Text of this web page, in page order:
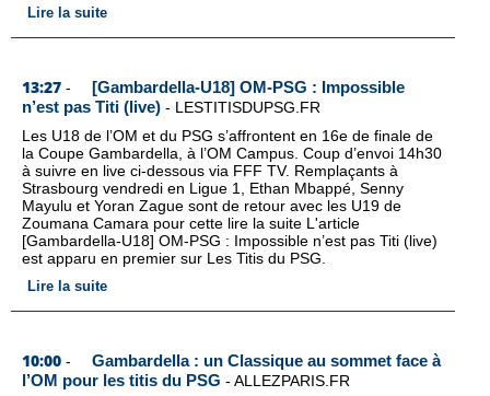
Lire la suite
13:27 -
[Gambardella-U18] OM-PSG : Impossible
n’est pas Titi (live) - LESTITISDUPSG.FR
Les U18 de l’OM et du PSG s’affrontent en 16e de finale de
la Coupe Gambardella, à l’OM Campus. Coup d’envoi 14h30
à suivre en live ci-dessous via FFF TV. Remplaçants à
Strasbourg vendredi en Ligue 1, Ethan Mbappé, Senny
Mayulu et Yoran Zague sont de retour avec les U19 de
Zoumana Camara pour cette lire la suite L'article
[Gambardella-U18] OM-PSG : Impossible n’est pas Titi (live)
est apparu en premier sur Les Titis du PSG.
Lire la suite
10:00 -
Gambardella : un Classique au sommet face à
l’OM pour les titis du PSG - ALLEZPARIS.FR